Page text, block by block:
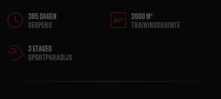
365 DAGEN
GEOPEND
2600 M²
TRAININGSRUIMTE
3 ETAGES
SPORTPARADIJS